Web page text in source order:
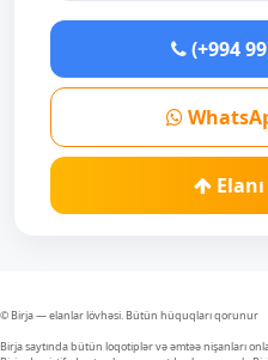
(+994
© Birja — elanlar lövhəsi. Bütün hüquqları qorunur
Birja saytında bütün loqotiplər və əmtəə nişanları